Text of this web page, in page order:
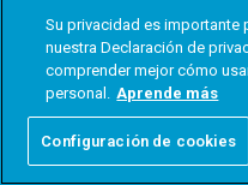
Su privacidad es importante
nuestra Declaración de
comprender mejor cómo
personal. Aprende más
Configuración de cookies